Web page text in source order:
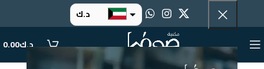
د.ك
ر.س
د.ك0.00